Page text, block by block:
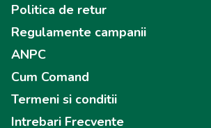
Politica de retur
Regulamente campanii
ANPC
Cum Comand
Termeni si conditii
Intrebari Frecvente